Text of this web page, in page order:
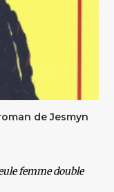
de Jesmyn
femme double